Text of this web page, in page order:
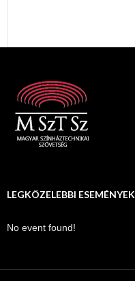
LEGKÖZELEBBI ESEMÉNYEK
No event found!